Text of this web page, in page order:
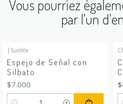
Vous pourriez
par l'un
| Sunlite
Espejo de Señal con
Silbato
$7.000